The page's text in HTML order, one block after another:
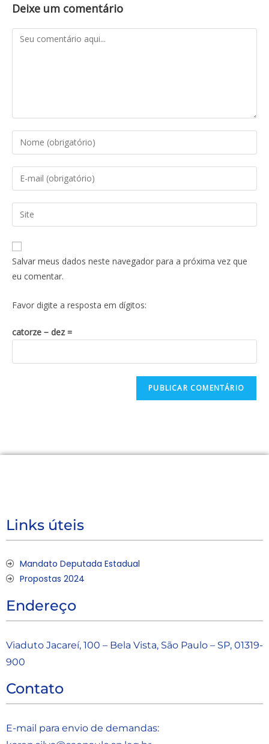
Deixe um comentário
Salvar meus dados neste navegador para a próxima vez que
eu comentar.
Favor digite a resposta em dígitos:
catorze − dez =
Links úteis
Mandato Deputada Estadual
Propostas 2024
Endereço
Viaduto Jacareí, 100 – Bela Vista, São Paulo – SP, 01319-
900
Contato
E-mail para envio de demandas: